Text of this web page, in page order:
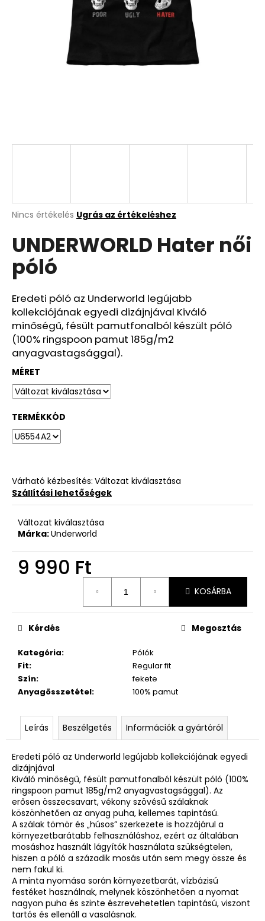
A
átlagos
értékelése
ből
0,0
csillag.
Nincs értékelés Ugrás az értékeléshez
UNDERWORLD Hater női
póló
Eredeti póló az Underworld legújabb
kollekciójának egyedi dizájnjával Kiváló
minőségű, fésült pamutfonalból készült póló
(100% ringspoon pamut 185g/m2
anyagvastagsággal).
MÉRET
TERMÉKKÓD
Várható kézbesítés: Változat kiválasztása
Szállítási lehetőségek
Változat kiválasztása
Márka:Underworld
9 990 Ft
KOSÁRBA
Kategória:
Pólók
Fit:
Regular fit
Szín:
fekete
Anyagösszetétel: 100% pamut
Kérdés Megosztás
Leírás Beszélgetés Információk a gyártóról
Eredeti póló az Underworld legújabb kollekciójának egyedi
dizájnjával
Kiváló minőségű, fésült pamutfonalból készült póló (100%
ringspoon pamut 185g/m2 anyagvastagsággal). Az
erősen összecsavart, vékony szövésű szálaknak
köszönhetően az anyag puha, kellemes tapintású.
A szálak tömör és „húsos” szerkezete is hozzájárul a
környezetbarátabb felhasználáshoz, ezért az általában
mosáshoz használt lágyítók használata szükségtelen,
hiszen a póló a századik mosás után sem megy össze és
nem fakul ki.
A minta nyomása során környezetbarát, vízbázisú
festéket használnak, melynek köszönhetően a nyomat
nagyon puha és szinte észrevehetetlen tapintású, viszont
tartós és ellenáll a vasalásnak.